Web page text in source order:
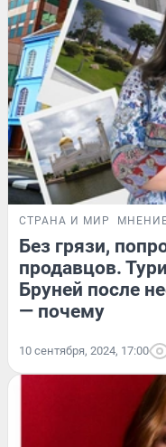
СТРАНА И МИР
Без грязи,
продавцов.
Бруней после
— почему
10 сентября, 2024, 17:00